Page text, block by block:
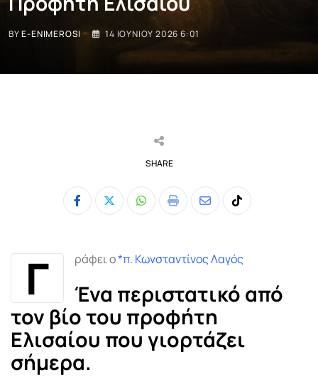
BYE-ENIMEROSI 14 ΙΟΥΝΊΟΥ 2026 6:01
SHARE
Whatsapp
Print
ShareTiktok
Γ ράφει ο*π. Κωνσταντίνος Λαγός
Ένα περιστατικό από
τον βίο του προφήτη
Ελισαίου που γιορτάζει
σήμερα.